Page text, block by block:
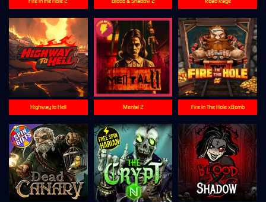
Highway to Hell Mental 2 Fire In The Hole xBomb